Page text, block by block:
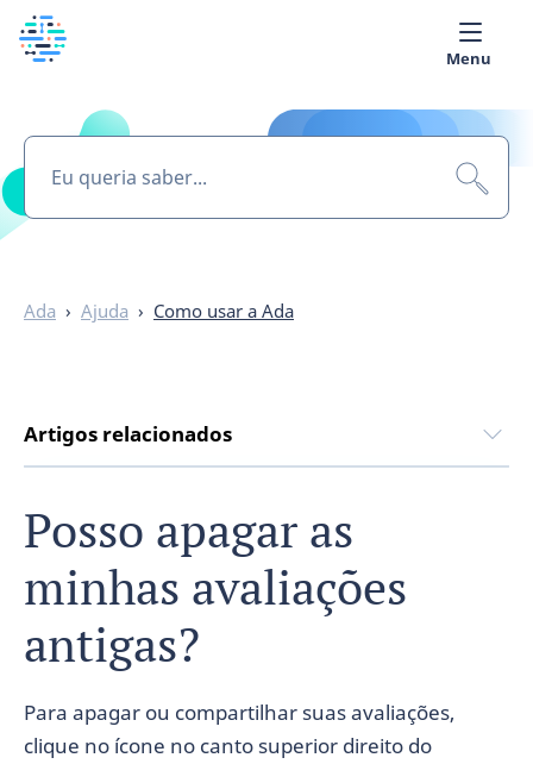
Quem Somos
Biblioteca Médica
Menu
Ada › Ajuda › Como usar a Ada
Artigos relacionados
Posso apagar as
minhas avaliações
antigas?
Para apagar ou compartilhar suas avaliações,
clique no ícone no canto superior direito do